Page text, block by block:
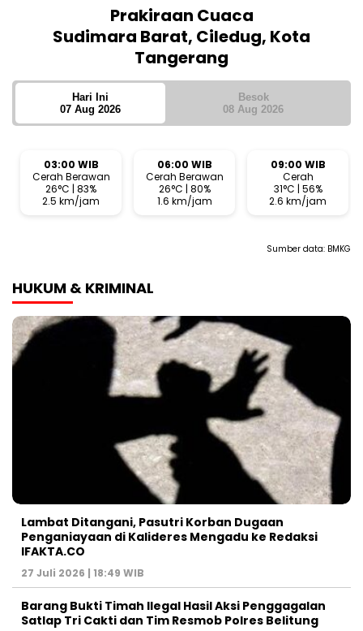
Prakiraan Cuaca
Sudimara Barat, Ciledug, Kota
Tangerang
Hari Ini
07 Aug 2026
Besok
08 Aug 2026
03:00 WIB
Cerah Berawan
26°C | 83%
2.5 km/jam
06:00 WIB
Cerah Berawan
26°C | 80%
1.6 km/jam
09:00 WIB
Cerah
31°C | 56%
2.6 km/jam
Sumber data: BMKG
HUKUM & KRIMINAL
Lambat Ditangani, Pasutri Korban Dugaan
Penganiayaan di Kalideres Mengadu ke Redaksi
IFAKTA.CO
27 Juli 2026 | 18:49 WIB
Barang Bukti Timah Ilegal Hasil Aksi Penggagalan
Satlap Tri Cakti dan Tim Resmob Polres Belitung